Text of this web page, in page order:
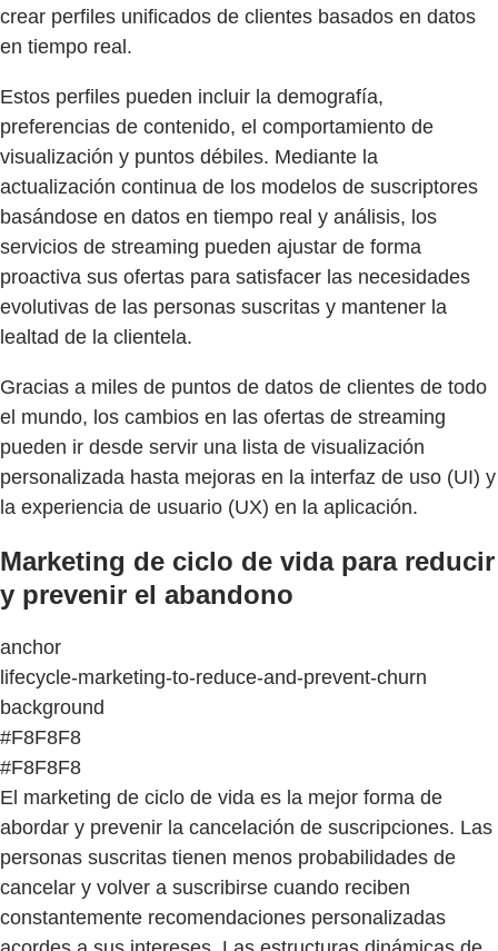
crear perfiles unificados de clientes basados en datos
en tiempo real.
Estos perfiles pueden incluir la demografía,
preferencias de contenido, el comportamiento de
visualización y puntos débiles. Mediante la
actualización continua de los modelos de suscriptores
basándose en datos en tiempo real y análisis, los
servicios de streaming pueden ajustar de forma
proactiva sus ofertas para satisfacer las necesidades
evolutivas de las personas suscritas y mantener la
lealtad de la clientela.
Gracias a miles de puntos de datos de clientes de todo
el mundo, los cambios en las ofertas de streaming
pueden ir desde servir una lista de visualización
personalizada hasta mejoras en la interfaz de uso (UI) y
la experiencia de usuario (UX) en la aplicación.
Marketing de ciclo de vida para reducir
y prevenir el abandono
anchor
lifecycle-marketing-to-reduce-and-prevent-churn
background
#F8F8F8
#F8F8F8
El marketing de ciclo de vida es la mejor forma de
abordar y prevenir la cancelación de suscripciones. Las
personas suscritas tienen menos probabilidades de
cancelar y volver a suscribirse cuando reciben
constantemente recomendaciones personalizadas